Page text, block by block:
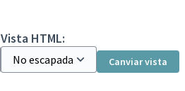
Vista HTML:
Canviar vista